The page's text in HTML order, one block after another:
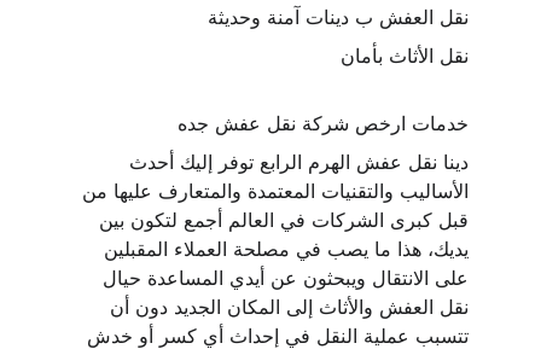
نقل العفش ب دينات آمنة وحديثة
نقل الأثاث بأمان
خدمات ارخص شركة نقل عفش جده
دينا نقل عفش الهرم الرابع توفر إليك أحدث
الأساليب والتقنيات المعتمدة والمتعارف عليها من
قبل كبرى الشركات في العالم أجمع لتكون بين
يديك، هذا ما يصب في مصلحة العملاء المقبلين
على الانتقال ويبحثون عن أيدي المساعدة حيال
نقل العفش والأثاث إلى المكان الجديد دون أن
تتسبب عملية النقل في إحداث أي كسر أو خدش